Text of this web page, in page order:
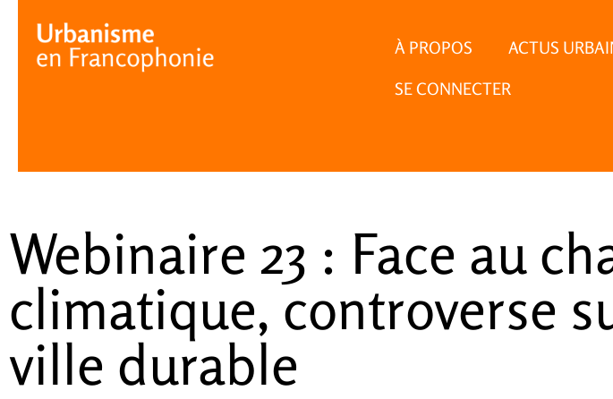
À PROPOS ACTUS
SE CONNECTER
Webinaire 23 : Face au
climatique, controverse
ville durable